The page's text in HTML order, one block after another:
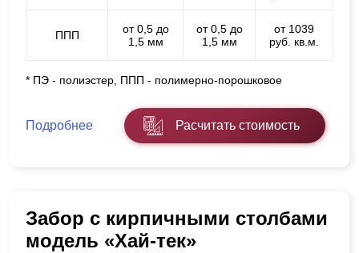
ППП
от 0,5 до
1,5 мм
от 0,5 до
1,5 мм
от 1039
руб. кв.м.
* ПЭ - полиэстер, ППП - полимерно-порошковое
Подробнее Расчитать стоимость
Забор с кирпичными столбами
модель «Хай-тек»